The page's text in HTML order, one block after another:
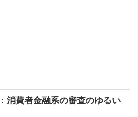
消費者金融系の審査のゆるい